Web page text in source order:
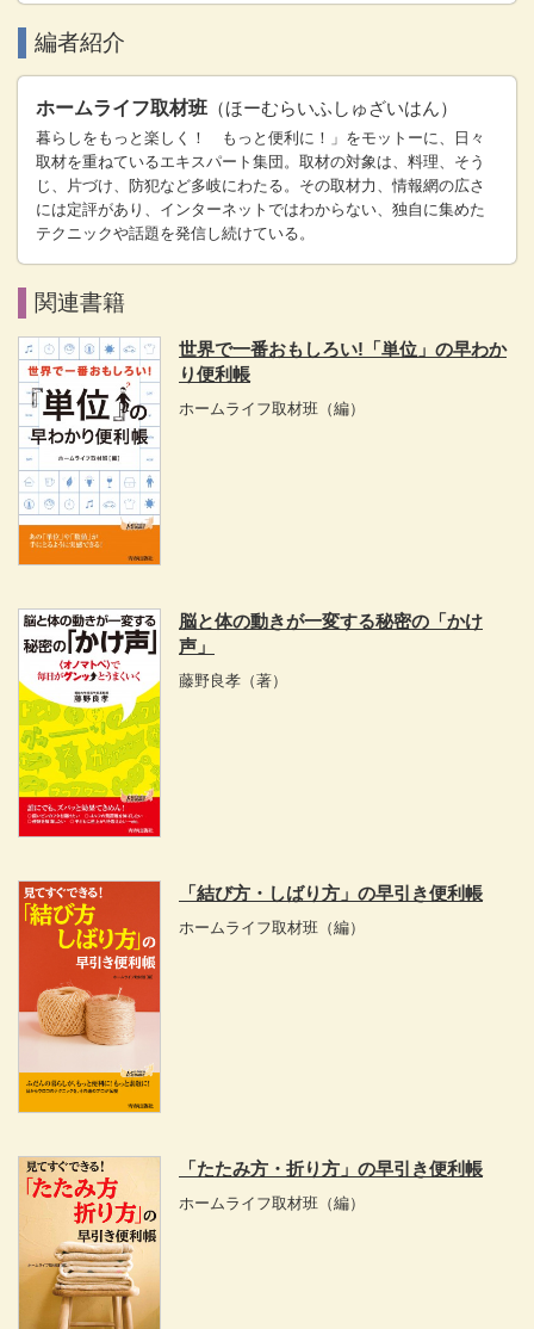
編者紹介
ホームライフ取材班 （ほーむらいふしゅざいはん）
暮らしをもっと楽しく！ もっと便利に！」をモットーに、日々
取材を重ねているエキスパート集団。取材の対象は、料理、そう
じ、片づけ、防犯など多岐にわたる。その取材力、情報網の広さ
には定評があり、インターネットではわからない、独自に集めた
テクニックや話題を発信し続けている。
関連書籍
世界で一番おもしろい!「単位」の早わか
り便利帳
ホームライフ取材班 （編）
脳と体の動きが一変する秘密の「かけ
声」
藤野良孝 （著）
「結び方・しばり方」の早引き便利帳
ホームライフ取材班 （編）
「たたみ方・折り方」の早引き便利帳
ホームライフ取材班 （編）